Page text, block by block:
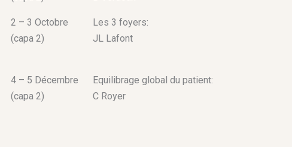
2 – 3 Octobre
(capa 2)
Les 3 foyers:
JL Lafont
4 – 5 Décembre
(capa 2)
Equilibrage global du patient:
C Royer